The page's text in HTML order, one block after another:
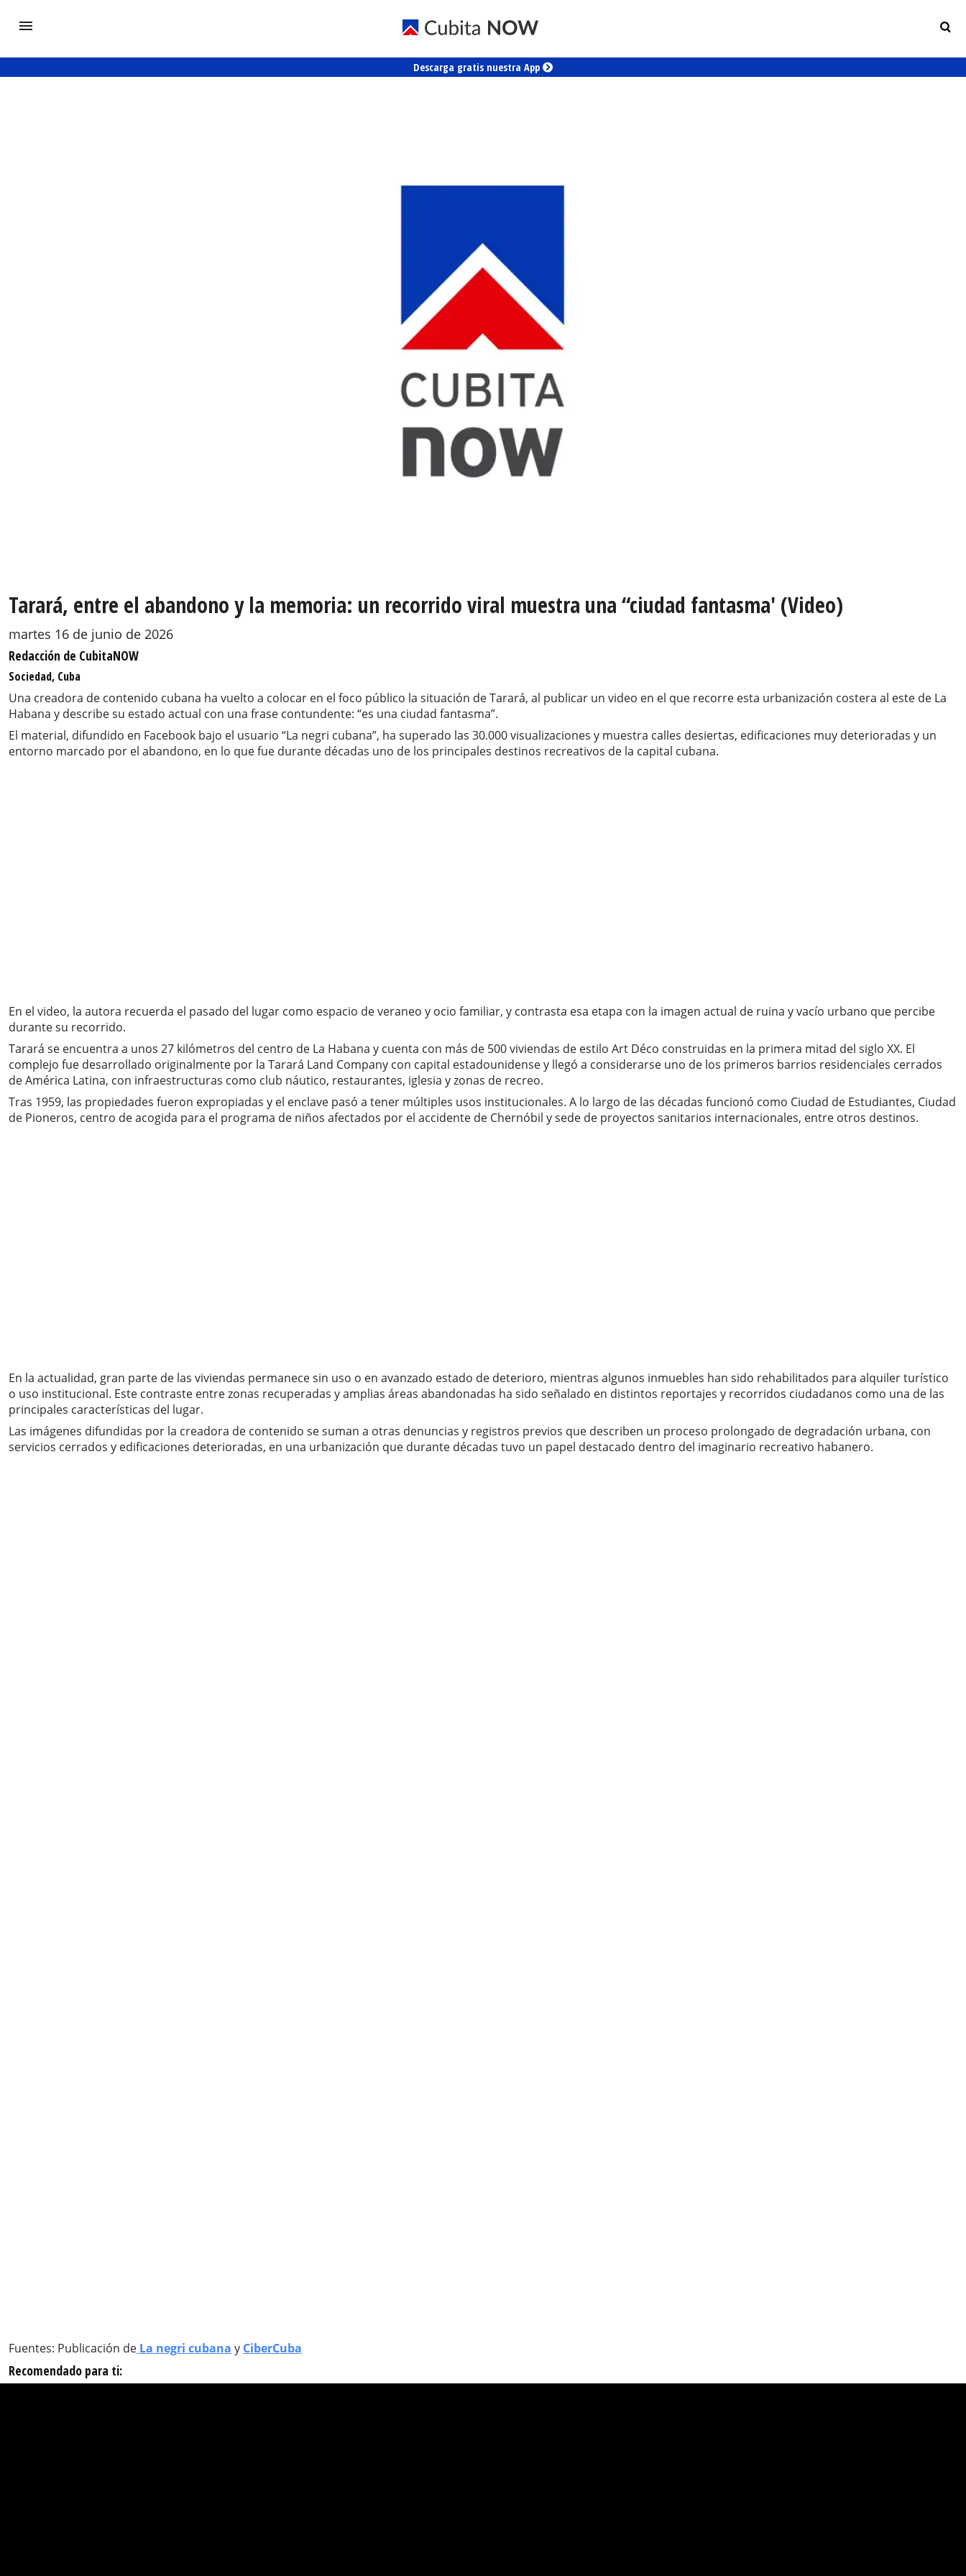
Descarga gratis nuestra App
Tarará, entre el abandono y la memoria: un recorrido viral muestra una “ciudad fantasma' (Video)
martes 16 de junio de 2026
Redacción de CubitaNOW
Sociedad, Cuba
Una creadora de contenido cubana ha vuelto a colocar en el foco público la situación de Tarará, al publicar un video en el que recorre esta urbanización costera al este de La
Habana y describe su estado actual con una frase contundente: “es una ciudad fantasma”.
El material, difundido en Facebook bajo el usuario “La negri cubana”, ha superado las 30.000 visualizaciones y muestra calles desiertas, edificaciones muy deterioradas y un
entorno marcado por el abandono, en lo que fue durante décadas uno de los principales destinos recreativos de la capital cubana.
En el video, la autora recuerda el pasado del lugar como espacio de veraneo y ocio familiar, y contrasta esa etapa con la imagen actual de ruina y vacío urbano que percibe
durante su recorrido.
Tarará se encuentra a unos 27 kilómetros del centro de La Habana y cuenta con más de 500 viviendas de estilo Art Déco construidas en la primera mitad del siglo XX. El
complejo fue desarrollado originalmente por la Tarará Land Company con capital estadounidense y llegó a considerarse uno de los primeros barrios residenciales cerrados
de América Latina, con infraestructuras como club náutico, restaurantes, iglesia y zonas de recreo.
Tras 1959, las propiedades fueron expropiadas y el enclave pasó a tener múltiples usos institucionales. A lo largo de las décadas funcionó como Ciudad de Estudiantes, Ciudad
de Pioneros, centro de acogida para el programa de niños afectados por el accidente de Chernóbil y sede de proyectos sanitarios internacionales, entre otros destinos.
En la actualidad, gran parte de las viviendas permanece sin uso o en avanzado estado de deterioro, mientras algunos inmuebles han sido rehabilitados para alquiler turístico
o uso institucional. Este contraste entre zonas recuperadas y amplias áreas abandonadas ha sido señalado en distintos reportajes y recorridos ciudadanos como una de las
principales características del lugar.
Las imágenes difundidas por la creadora de contenido se suman a otras denuncias y registros previos que describen un proceso prolongado de degradación urbana, con
servicios cerrados y edificaciones deterioradas, en una urbanización que durante décadas tuvo un papel destacado dentro del imaginario recreativo habanero.
Fuentes: Publicación de La negri cubana y CiberCuba
Recomendado para ti: